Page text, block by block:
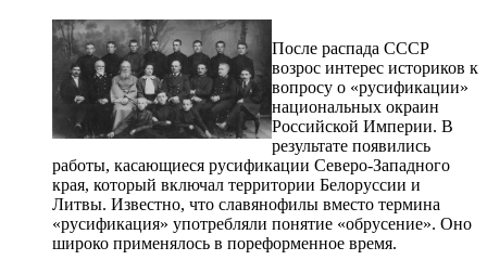
После распада СССР
возрос интерес историков к
вопросу о «русификации»
национальных окраин
Российской Империи. В
результате появились
работы, касающиеся русификации Северо-Западного
края, который включал территории Белоруссии и
Литвы. Известно, что славянофилы вместо термина
«русификация» употребляли понятие «обрусение». Оно
широко применялось в пореформенное время.